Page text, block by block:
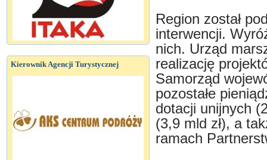
Kierownik Agencji Turystycznej
Region został
interwencji.
nich. Urząd
realizację
Samorząd
pozostałe
dotacji unijnych
(3,9 mld zł), a
ramach